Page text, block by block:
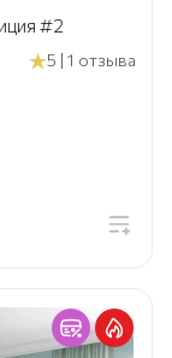
#2
5 | 1 отзыва